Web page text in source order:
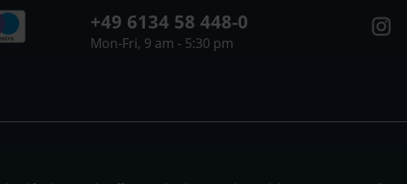
+49 6134 58 448-0
Mon-Fri, 9 am - 5:30 pm